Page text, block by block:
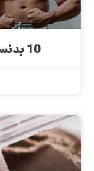
10 بدنساز با بدن های غیر عادی